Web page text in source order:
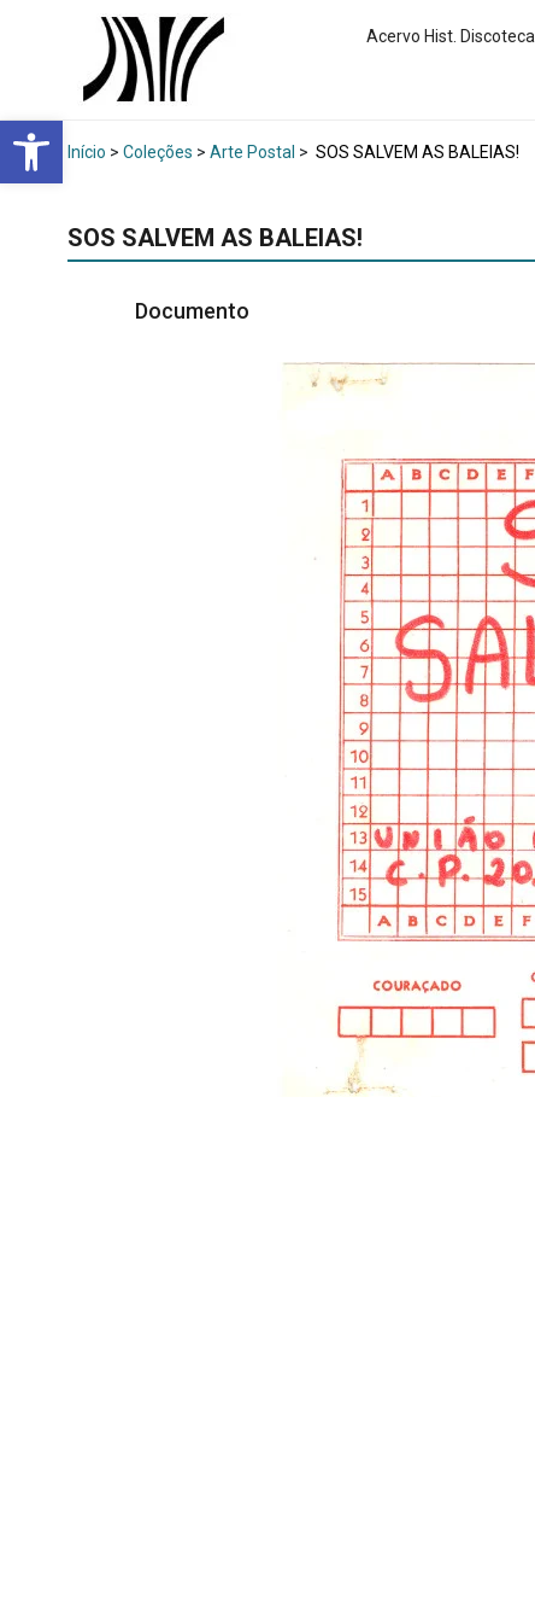
Abrir a barra de ferramentas
Acervo Hist. Discoteca
Início > Coleções > Arte Postal > SOS SALVEM AS BALEIAS!
SOS SALVEM AS BALEIAS!
Documento